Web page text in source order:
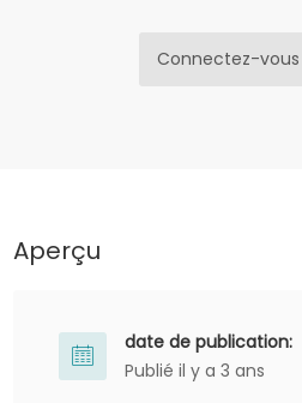
Connectez-
Aperçu
date de publication:
Publié il y a 3 ans